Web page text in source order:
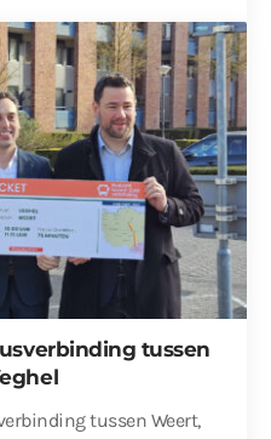
tussen
tussen Weert,